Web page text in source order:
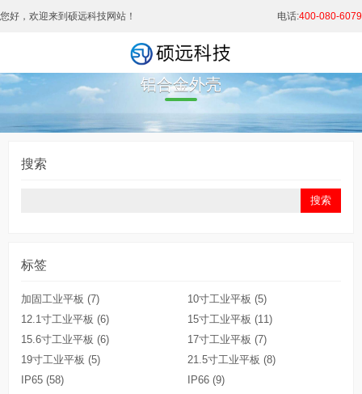
您好，欢迎来到硕远科技网站！ 电话:400-080-6079
铝合金外壳
搜索
标签
加固工业平板 (7) 10寸工业平板 (5)
12.1寸工业平板 (6) 15寸工业平板 (11)
15.6寸工业平板 (6) 17寸工业平板 (7)
19寸工业平板 (5) 21.5寸工业平板 (8)
IP65 (58) IP66(9)